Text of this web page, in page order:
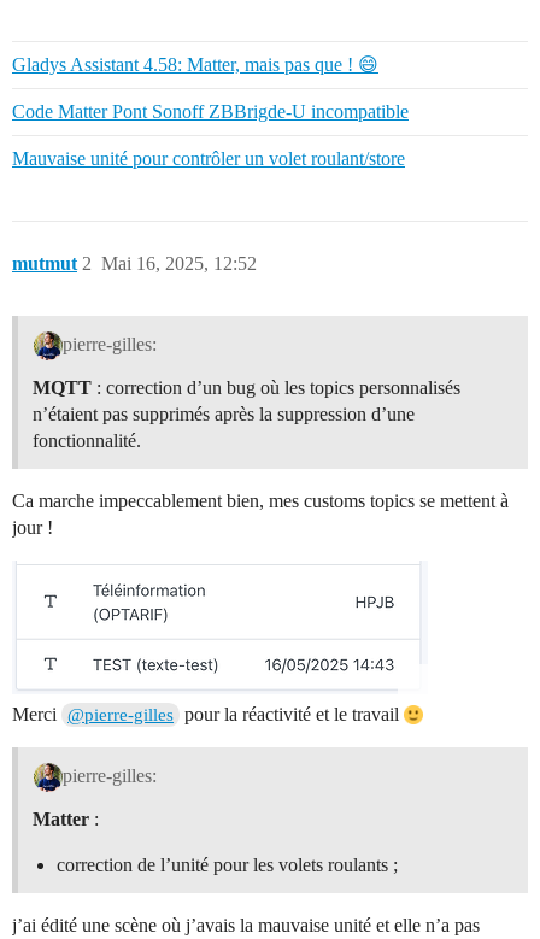
Gladys Assistant 4.58: Matter, mais pas que ! 😄
Code Matter Pont Sonoff ZBBrigde-U incompatible
Mauvaise unité pour contrôler un volet roulant/store
mutmut Mai 16, 2025, 12:52
2
pierre-gilles:
MQTT : correction d’un bug où les topics personnalisés
n’étaient pas supprimés après la suppression d’une
fonctionnalité.
Ca marche impeccablement bien, mes customs topics se mettent à
jour !
Merci @pierre-gilles pour la réactivité et le travail
pierre-gilles:
Matter :
correction de l’unité pour les volets roulants ;
j’ai édité une scène où j’avais la mauvaise unité et elle n’a pas